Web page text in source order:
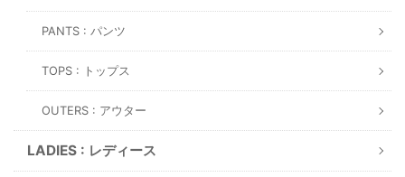
PANTS : パンツ
TOPS : トップス
OUTERS : アウター
LADIES : レディース